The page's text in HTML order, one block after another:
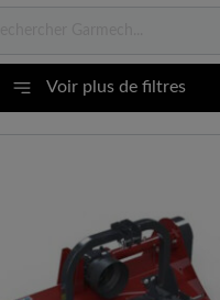
Voir plus de filtres